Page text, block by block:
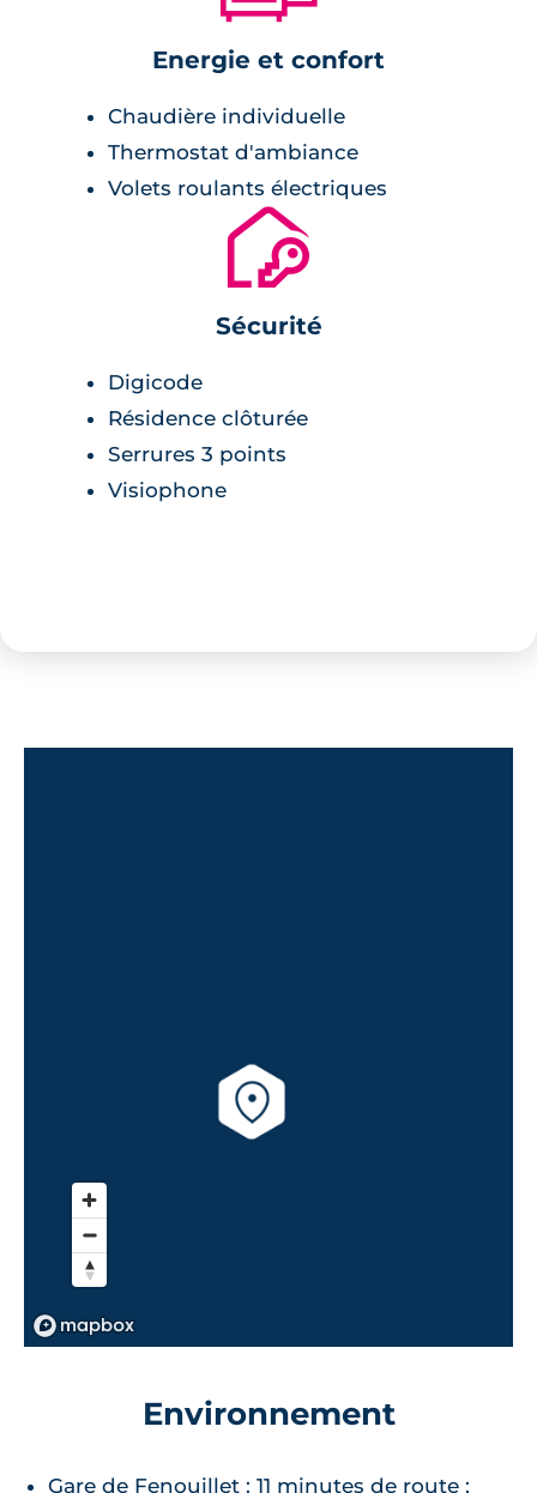
Energie et confort
Chaudière individuelle
Thermostat d'ambiance
Volets roulants électriques
🔐
Sécurité
Digicode
Résidence clôturée
Serrures 3 points
Visiophone
Environnement
Gare de Fenouillet : 11 minutes de route ;